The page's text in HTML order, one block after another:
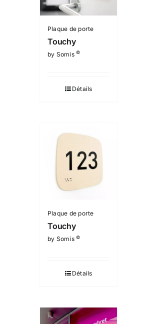
Plaque de porte
Touchy
by Somis©
Détails
Plaque de porte
Touchy
by Somis©
Détails